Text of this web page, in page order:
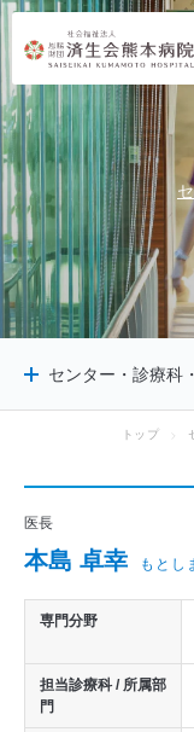
センター・診療科
診療サポート部門
医師から探す
トップ
医長
本島 卓幸 もとし
専門分野
担当診療科 / 所属部
門